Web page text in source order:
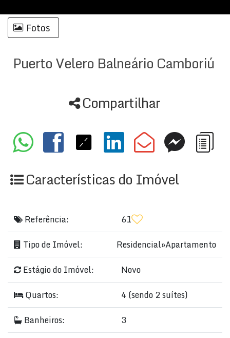
Fotos
Puerto Velero Balneário Camboriú
Compartilhar
Características do Imóvel
Referência:
61
Tipo de Imóvel:
Residencial»Apartamento
Estágio do Imóvel:
Novo
Quartos:
4 (sendo 2 suítes)
Banheiros:
3